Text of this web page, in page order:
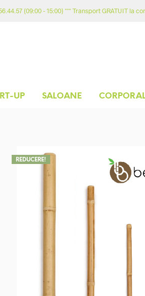
(09:00 - 15:00) *** Transport GRATUIT la
UP SALOANE
REDUCERE!